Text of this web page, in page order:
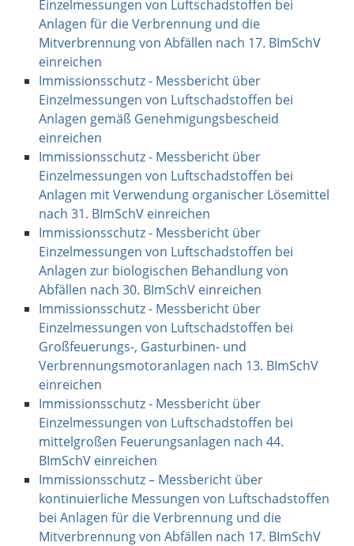
Einzelmessungen von Luftschadstoffen bei
Anlagen für die Verbrennung und die
Mitverbrennung von Abfällen nach 17. BImSchV
einreichen
Immissionsschutz - Messbericht über
Einzelmessungen von Luftschadstoffen bei
Anlagen gemäß Genehmigungsbescheid
einreichen
Immissionsschutz - Messbericht über
Einzelmessungen von Luftschadstoffen bei
Anlagen mit Verwendung organischer Lösemittel
nach 31. BImSchV einreichen
Immissionsschutz - Messbericht über
Einzelmessungen von Luftschadstoffen bei
Anlagen zur biologischen Behandlung von
Abfällen nach 30. BImSchV einreichen
Immissionsschutz - Messbericht über
Einzelmessungen von Luftschadstoffen bei
Großfeuerungs-, Gasturbinen- und
Verbrennungsmotoranlagen nach 13. BImSchV
einreichen
Immissionsschutz - Messbericht über
Einzelmessungen von Luftschadstoffen bei
mittelgroßen Feuerungsanlagen nach 44.
BImSchV einreichen
Immissionsschutz – Messbericht über
kontinuierliche Messungen von Luftschadstoffen
bei Anlagen für die Verbrennung und die
Mitverbrennung von Abfällen nach 17. BImSchV